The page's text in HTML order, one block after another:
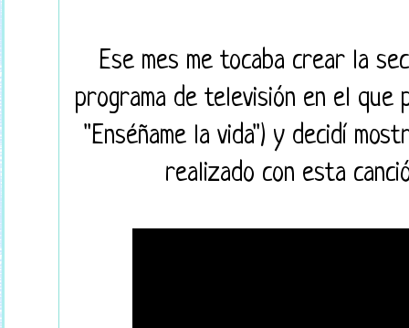
Ese mes me tocaba crear la
programa de televisión en el que
"Enséñame la vida") y decidí
realizado con esta